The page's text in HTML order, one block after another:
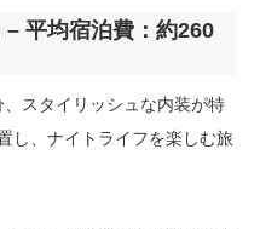
平均宿泊費：約260
スタイリッシュな内装が特
し、ナイトライフを楽しむ旅